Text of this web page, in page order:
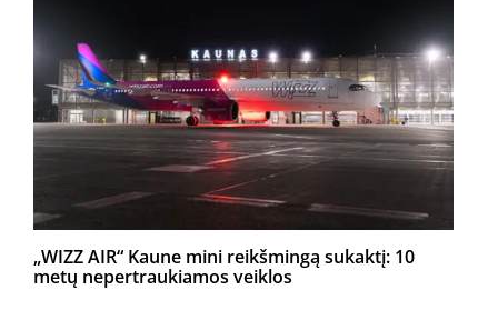
„WIZZ AIR“ Kaune mini reikšmingą sukaktį: 10
metų nepertraukiamos veiklos